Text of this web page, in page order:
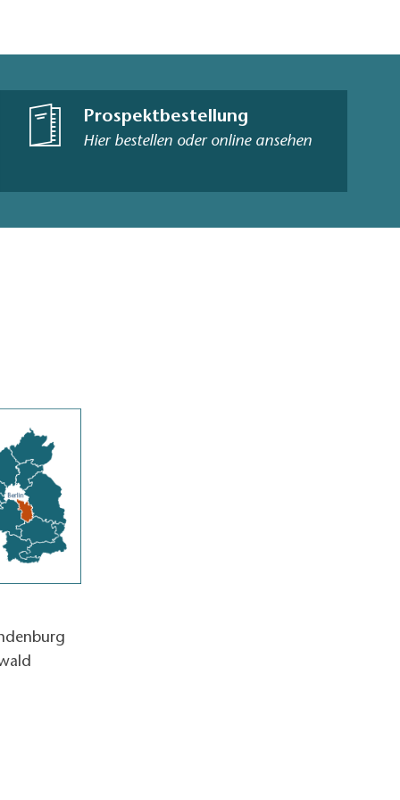
Prospektbestellung
Hier bestellen oder online ansehen